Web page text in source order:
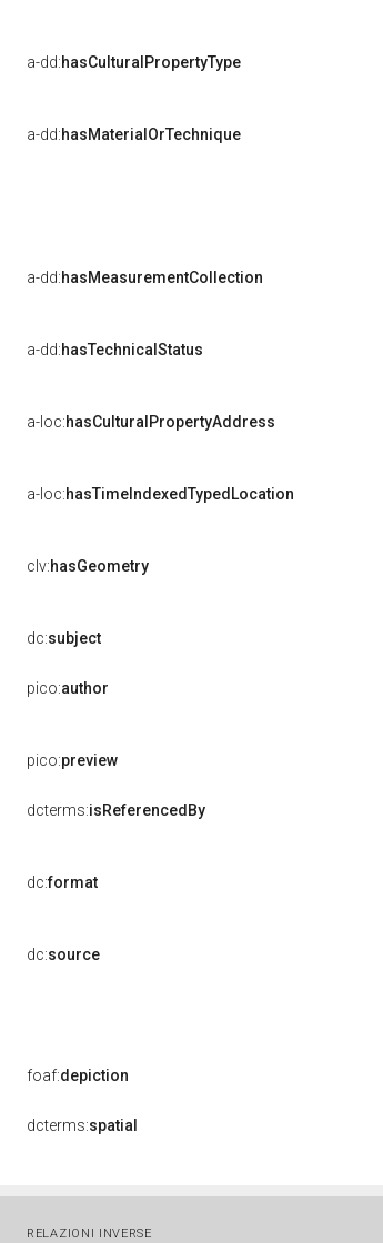
a-dd:hasCulturalPropertyType
a-dd:hasMaterialOrTechnique
a-dd:hasMeasurementCollection
a-dd:hasTechnicalStatus
a-loc:hasCulturalPropertyAddress
a-loc:hasTimeIndexedTypedLocation
clv:hasGeometry
dc:subject
pico:author
pico:preview
dcterms:isReferencedBy
dc:format
dc:source
foaf:depiction
dcterms:spatial
RELAZIONI INVERSE